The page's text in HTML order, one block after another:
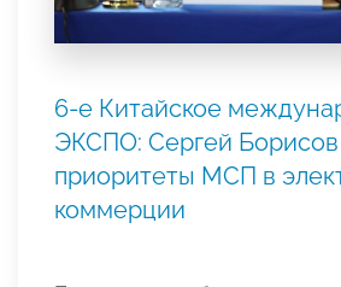
6-е Китайское
ЭКСПО: Сергей Борисов
приоритеты МСП в
коммерции